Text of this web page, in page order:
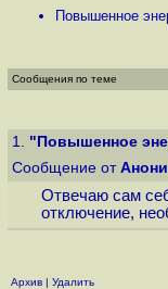
Повышенное
Сообщения по теме
1. "Повышенное
Сообщение от
Отвечаю сам
отключение,
Архив | Удалить